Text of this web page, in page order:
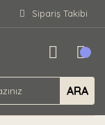
Sipariş Takibi
ARA